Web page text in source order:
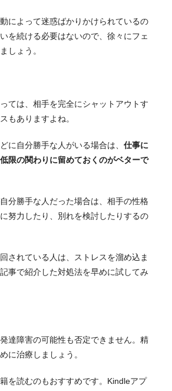
によって迷惑ばかりかけられているの
を続ける必要はないので、徐々にフェ
しょう。
ては、相手を完全にシャットアウトす
もありますよね。
に自分勝手な人がいる場合は、 仕事に
限の関わりに留めておくのがベターで
分勝手な人だった場合は、相手の性格
努力したり、別れを検討したりするの
されている人は、ストレスを溜め込ま
事で紹介した対処法を早めに試してみ
達障害の可能性も否定できません。精
に治療しましょう。
を読むのもおすすめです。Kindleアプ